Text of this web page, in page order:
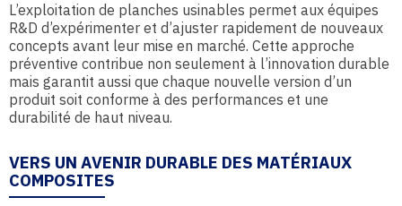
L’exploitation de planches usinables permet aux équipes
R&D d’expérimenter et d’ajuster rapidement de nouveaux
concepts avant leur mise en marché. Cette approche
préventive contribue non seulement à l’innovation durable
mais garantit aussi que chaque nouvelle version d’un
produit soit conforme à des performances et une
durabilité de haut niveau.
VERS UN AVENIR DURABLE DES MATÉRIAUX
COMPOSITES